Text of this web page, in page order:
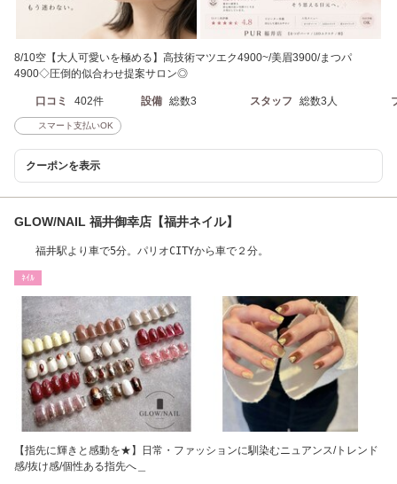
8/10空【大人可愛いを極める】高技術マツエク4900~/美眉3900/まつパ
4900◇圧倒的似合わせ提案サロン◎
口コミ 402件 設備 総数3 スタッフ 総数3人
スマート支払いOK
クーポンを表示
GLOW/NAIL 福井御幸店【福井ネイル】
福井駅より車で5分。パリオCITYから車で２分。
ﾈｲﾙ
【指先に輝きと感動を★】日常・ファッションに馴染むニュアンス/トレンド
感/抜け感/個性ある指先へ＿